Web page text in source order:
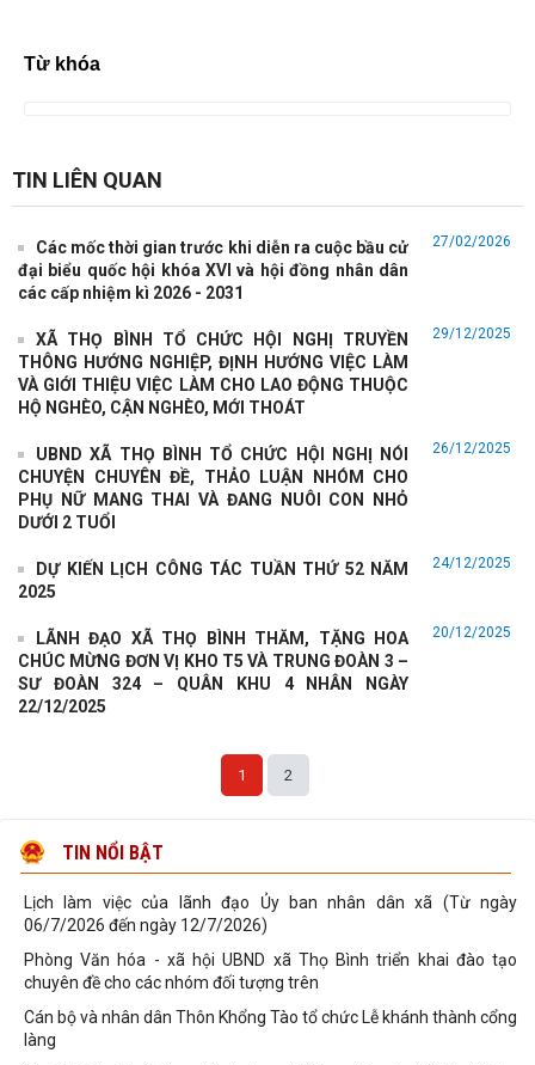
Từ khóa
TIN LIÊN QUAN
Các mốc thời gian trước khi diễn ra cuộc bầu cử
đại biểu quốc hội khóa XVI và hội đồng nhân dân
các cấp nhiệm kì 2026 - 2031
27/02/2026
XÃ THỌ BÌNH TỔ CHỨC HỘI NGHỊ TRUYỀN
THÔNG HƯỚNG NGHIỆP, ĐỊNH HƯỚNG VIỆC LÀM
VÀ GIỚI THIỆU VIỆC LÀM CHO LAO ĐỘNG THUỘC
HỘ NGHÈO, CẬN NGHÈO, MỚI THOÁT
29/12/2025
UBND XÃ THỌ BÌNH TỔ CHỨC HỘI NGHỊ NÓI
CHUYỆN CHUYÊN ĐỀ, THẢO LUẬN NHÓM CHO
PHỤ NỮ MANG THAI VÀ ĐANG NUÔI CON NHỎ
DƯỚI 2 TUỔI
26/12/2025
DỰ KIẾN LỊCH CÔNG TÁC TUẦN THỨ 52 NĂM
2025
24/12/2025
LÃNH ĐẠO XÃ THỌ BÌNH THĂM, TẶNG HOA
CHÚC MỪNG ĐƠN VỊ KHO T5 VÀ TRUNG ĐOÀN 3 –
SƯ ĐOÀN 324 – QUÂN KHU 4 NHÂN NGÀY
22/12/2025
20/12/2025
1 2
TIN NỔI BẬT
Thọ Bình tổ chức phiên họp quý II năm
THƯƠNG BINH - LIỆT SĨ (27/7/1947 - 27/7/2026)
THƯƠNG BINH TẠI XÃ THỌ BÌNH NHÂN KỶ NIỆM 79 NĂM
Ban Chỉ huy Quân sự xã Thọ Bình phối hợp với Đoàn Thanh niên xã
tổ chức dọn dẹp, chỉnh trang khuôn
UBND xã Thọ Bình tổ chức hội nghị kiểm tra, xác minh hồ sơ cấp
Giấy chứng nhận quyền sử dụng đất
Ủy ban MTTQ Việt Nam và các tổ chức chính trị - xã hội xã Thọ
Bình tổ chức Hội nghị sơ kết công tác
Thư khen của Chủ tịch UBND tỉnh gửi Cán bộ và nhân dân tham
gia đợt cao điểm chi trả an sinh xã hội
Phòng Văn hóa, Ủy ban nhân dân xã Thọ Bình Triển khai đào tạo
chuyên đề cho các nhóm đối tượng trên
LỊCH LÀM VIỆC Của lãnh đạo Ủy ban nhân dân xã (Từ ngày
13/7/2026 đến ngày 19/7/2026)
động bảo vệ đất trồng lúa theo
Công văn của Hội đồng BT GPMB V/v trả lời đơn đề nghị của bà
Nguyễn Thị Mùi, công dân Thôn 6 mới
miễn nhiệm, bổ nhiệm Thôn đội
Xã Thọ Bình triển khai chiến dịch cài đặt Sổ sức khỏe điện tử trên
UBND xã Thọ Bình tổ chức bàn giao công việc, hồ sơ, tài sản của
các thôn sau sắp xếp
Lịch làm việc của lãnh đạo Ủy ban nhân dân xã (Từ ngày
06/7/2026 đến ngày 12/7/2026)
Phòng Văn hóa - xã hội UBND xã Thọ Bình triển khai đào tạo
chuyên đề cho các nhóm đối tượng trên
Cán bộ và nhân dân Thôn Khổng Tào tổ chức Lễ khánh thành cổng
làng